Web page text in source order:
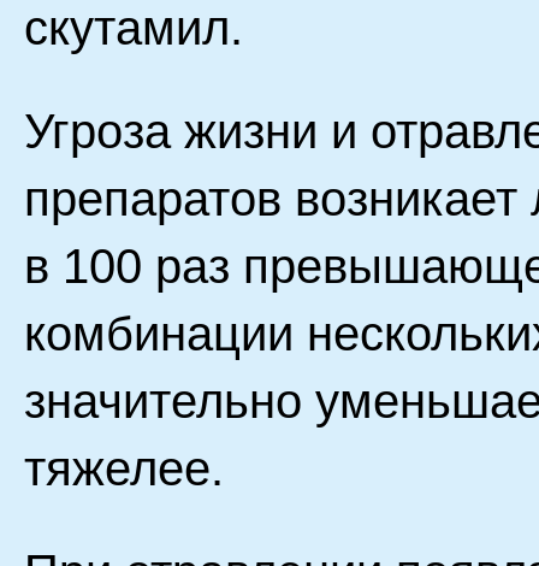
скутамил.
Угроза жизни и
препаратов
в 100 раз
комбинации
значительно
тяжелее.